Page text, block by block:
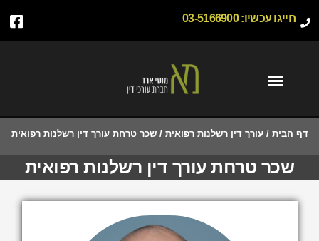
חייגו עכשיו:03-5166900
דף הבית /עורך דין רשלנות רפואית /שכר טרחת עורך דין רשלנות רפואית
שכר טרחת עורך דין רשלנות רפואית